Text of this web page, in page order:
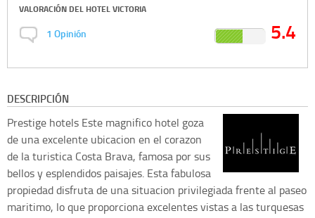
VALORACIÓN DEL HOTEL VICTORIA
1 Opinión 5.4
DESCRIPCIÓN
Prestige hotels Este magnifico hotel goza
de una excelente ubicacion en el corazon
de la turistica Costa Brava, famosa por sus
bellos y esplendidos paisajes. Esta fabulosa
propiedad disfruta de una situacion privilegiada frente al paseo
maritimo, lo que proporciona excelentes vistas a las turquesas